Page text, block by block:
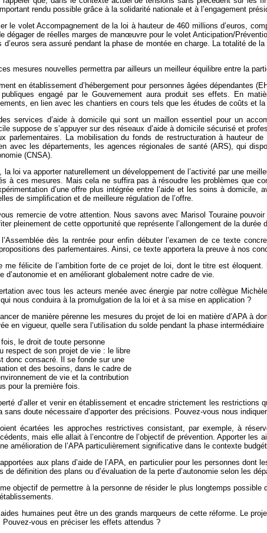
rendu possible grâce à la solidarité nationale et à l’engagement
le volet Accompagnement de la loi à hauteur de 460 millions d’euros,
dégager de réelles marges de manœuvre pour le volet Anticipation/
sera assuré pendant la phase de montée en charge. La totalité de
mesures nouvelles permettra par ailleurs un meilleur équilibre entre la
en établissement d’hébergement pour personnes âgées dépendantes
engagé par le Gouvernement aura produit ses effets. En
en lien avec les chantiers en cours tels que les études de coûts et la
services d’aide à domicile qui sont un maillon essentiel pour un
suppose de s’appuyer sur des réseaux d’aide à domicile sécurisé et
parlementaires. La mobilisation du fonds de restructuration à hauteur
avec les départements, les agences régionales de santé (ARS), qui
(CNSA).
la loi va apporter naturellement un développement de l’activité par une
à ces mesures. Mais cela ne suffira pas à résoudre les problèmes que
d’une offre plus intégrée entre l’aide et les soins à
de simplification et de meilleure régulation de l’offre.
remercie de votre attention. Nous savons avec Marisol Touraine
pleinement de cette opportunité que représente l’allongement de la durée
dès la rentrée pour enfin débuter l’examen de ce texte
des parlementaires. Ainsi, ce texte apportera la preuve à nos
me félicite de l’ambition forte de ce projet de loi, dont le titre est
et en améliorant globalement notre cadre de vie.
avec tous les acteurs menée avec énergie par notre collègue
nous conduira à la promulgation de la loi et à sa mise en application ?
de manière pérenne les mesures du projet de loi en matière d’APA à
en vigueur, quelle sera l’utilisation du solde pendant la phase intermédiaire
le droit de toute personne
respect de son projet de vie : le libre
donc consacré. Il se fonde sur une
et des besoins, dans le cadre de
de vie et la contribution
pour la première fois.
d’aller et venir en établissement et encadre strictement les
doute nécessaire d’apporter des précisions. Pouvez-vous nous
écartées les approches restrictives consistant, par exemple, à
mais elle allait à l’encontre de l’objectif de prévention. Apporter
amélioration de l’APA particulièrement significative dans le contexte
aux plans d’aide de l’APA, en particulier pour les personnes
définition des plans ou d’évaluation de la perte d’autonomie selon les
objectif de permettre à la personne de résider le plus longtemps
aides humaines peut être un des grands marqueurs de cette réforme. Le
Pouvez-vous en préciser les effets attendus ?